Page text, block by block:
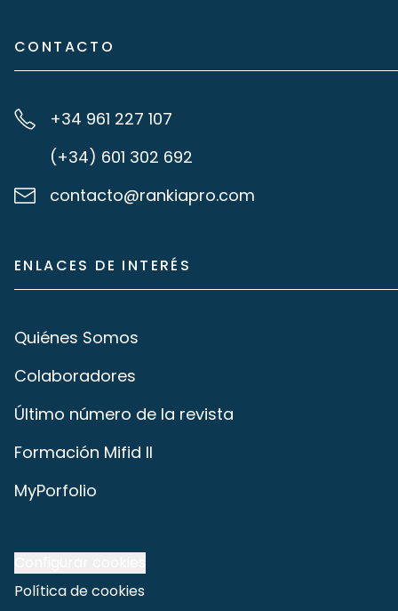
CONTACTO
+34 961 227 107
(+34) 601 302 692
contacto@rankiapro.com
ENLACES DE INTERÉS
Quiénes Somos
Colaboradores
Último número de la revista
Formación Mifid II
MyPorfolio
Política de cookies